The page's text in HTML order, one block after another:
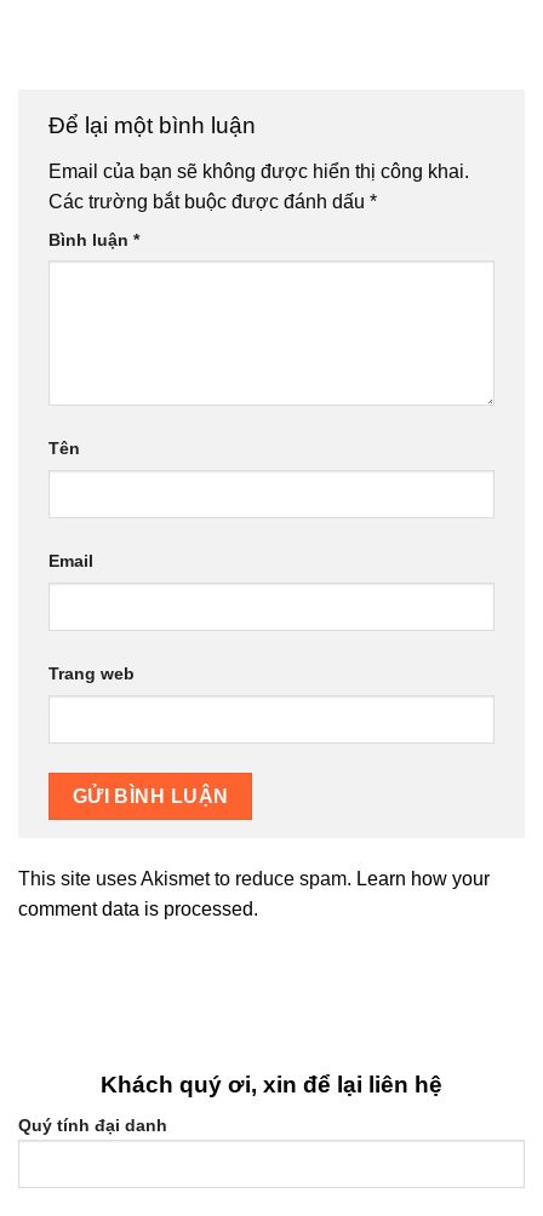
Để lại một bình luận
Email của bạn sẽ không được hiển thị công khai.
Các trường bắt buộc được đánh dấu *
Bình luận *
Tên
Email
Trang web
This site uses Akismet to reduce spam. Learn how your
comment data is processed.
Khách quý ơi, xin để lại liên hệ
Quý tính đại danh